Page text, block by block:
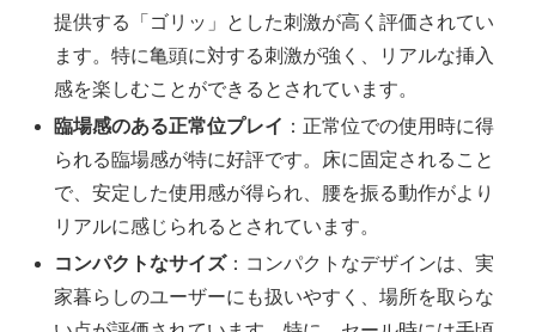
提供する「ゴリッ」とした刺激が高く評価されてい
ます。特に亀頭に対する刺激が強く、リアルな挿入
感を楽しむことができるとされています。
臨場感のある正常位プレイ ：正常位での使用時に得
られる臨場感が特に好評です。床に固定されること
で、安定した使用感が得られ、腰を振る動作がより
リアルに感じられるとされています。
コンパクトなサイズ：コンパクトなデザインは、実
家暮らしのユーザーにも扱いやすく、場所を取らな